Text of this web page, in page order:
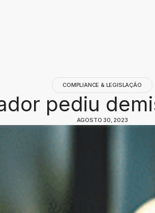
COMPLIANCE & LEGISLAÇÃO
pediu
AGOSTO 30, 2023